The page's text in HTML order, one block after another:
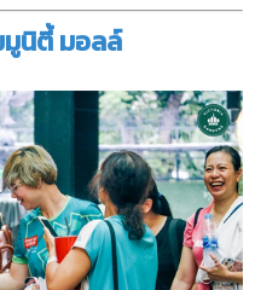
มูนิตี้ มอลล์